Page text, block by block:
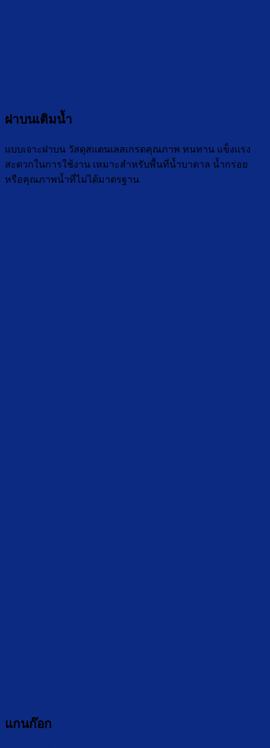
ฝาบนเติมน้ำ
แบบเจาะฝาบน วัสดุสแตนเลสเกรดคุณภาพ ทนทาน แข็งแรง
สะดวกในการใช้งาน เหมาะสำหรับพื้นที่น้ำบาดาล น้ำกร่อย
หรือคุณภาพน้ำที่ไม่ได้มาตรฐาน
แกนก๊อก